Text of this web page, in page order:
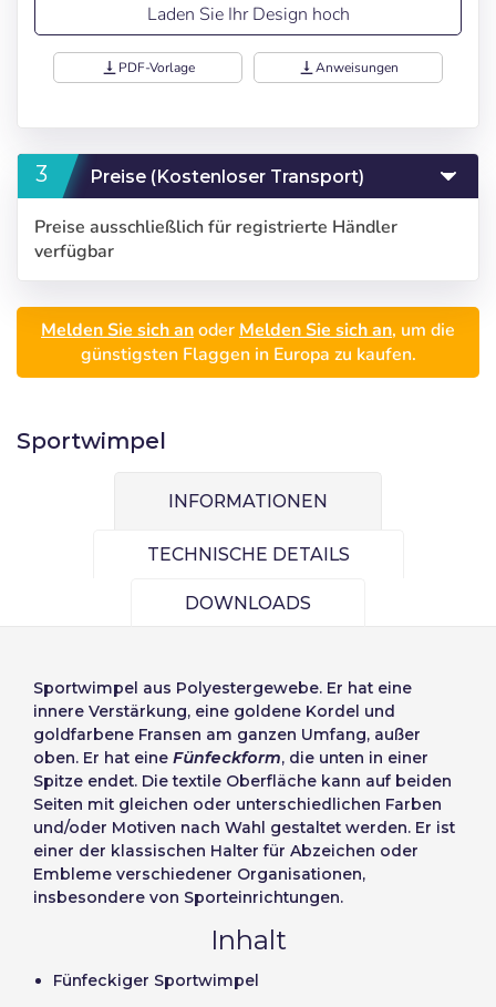
Eintragen
Benutzer (VAT):
Passwort:
Zugang
Wählen Sie die
Sprache
Español
English
Português
Français
Deutsch
Italiano
Sverige
Slovenija
Laden Sie Ihr Design hoch
vertical_align_bottom PDF-Vorlage vertical_align_bottomAnweisungen
Preise (Kostenloser Transport)
Preise ausschließlich für registrierte Händler
verfügbar
Melden Sie sich anoder Melden Sie sich an, um die
günstigsten Flaggen in Europa zu kaufen.
Sportwimpel
INFORMATIONEN
TECHNISCHE DETAILS
DOWNLOADS
Sportwimpel aus Polyestergewebe. Er hat eine
innere Verstärkung, eine goldene Kordel und
goldfarbene Fransen am ganzen Umfang, außer
oben. Er hat eine Fünfeckform, die unten in einer
Spitze endet. Die textile Oberfläche kann auf beiden
Seiten mit gleichen oder unterschiedlichen Farben
und/oder Motiven nach Wahl gestaltet werden. Er ist
einer der klassischen Halter für Abzeichen oder
Embleme verschiedener Organisationen,
insbesondere von Sporteinrichtungen.
Inhalt
Fünfeckiger Sportwimpel
Precios por unidad
Einheiten
Stückpreis
Añadiendo producto al carrito
Espera, por favor
Espere, por favor